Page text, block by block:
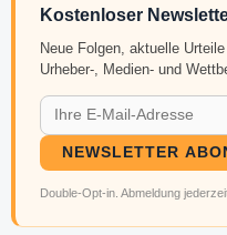
Kostenloser
Neue Folgen, aktuelle
Urheber-, Medien- und
NEWSLETTER
Double-Opt-in. Abmeldung